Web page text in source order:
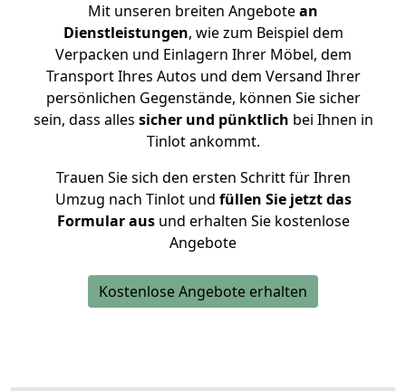
Mit unseren breiten Angebotean
Dienstleistungen, wie zum Beispiel dem
Verpacken und Einlagern Ihrer Möbel, dem
Transport Ihres Autos und dem Versand Ihrer
persönlichen Gegenstände, können Sie sicher
sein, dass alles sicher und pünktlich bei Ihnen in
Tinlot ankommt.
Trauen Sie sich den ersten Schritt für Ihren
Umzug nach Tinlot und füllen Sie jetzt das
Formular ausund erhalten Sie kostenlose
Angebote
Kostenlose Angebote erhalten